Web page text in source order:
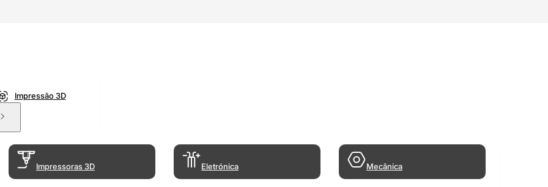
Impressão 3D
Impressoras 3D Eletrónica Mecânica